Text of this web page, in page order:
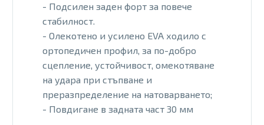
- Подсилен заден форт за повече
стабилност.
- Олекотено и усилено EVA ходило с
ортопедичен профил, за по-добро
сцепление, устойчивост, омекотяване
на удара при стъпване и
преразпределение на натоварването;
- Повдигане в задната част 30 мм